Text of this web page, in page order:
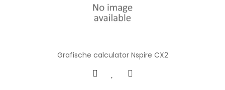
Grafische calculator Nspire CX2